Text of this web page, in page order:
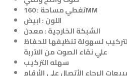
تغطي مساحة : 160MM
اللون : ابيض
الشبكة الخارجية : معدن
لسهولة تنظيفها للحفاظ
علي نقاء الصوت من الاتربة
سهله التركيب